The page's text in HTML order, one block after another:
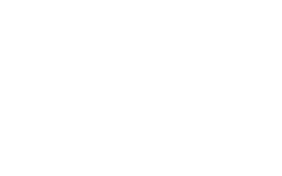
posamezniku, da vsaj za
nekoč vsebine praznikov
V svoj produkt so učenci z
Slavka Osterca in dr. Frana
sv. Mihaela, najstarejši